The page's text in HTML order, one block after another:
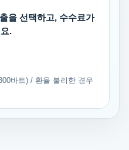
을 선택하고, 수수료가
.
바트) / 환율 불리한 경우